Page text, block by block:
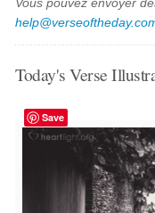
Today's Verse
Save